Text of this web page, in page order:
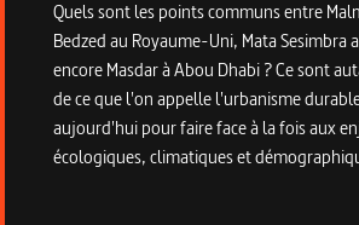
Quels sont les points communs entre
Bedzed au Royaume-Uni, Mata Sesimbra
encore Masdar à Abou Dhabi ? Ce sont
de ce que l'on appelle l'urbanisme
aujourd'hui pour faire face à la fois aux
écologiques, climatiques et